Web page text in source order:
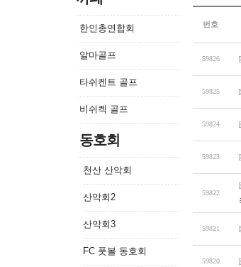
한인총연합회
알마골프
타쉬켄트 골프
비쉬켁 골프
동호회
천산 산악회
산악회2
산악회3
FC 풋볼 동호회
번호
59826
59825
59824
59823
59822
59821
59820